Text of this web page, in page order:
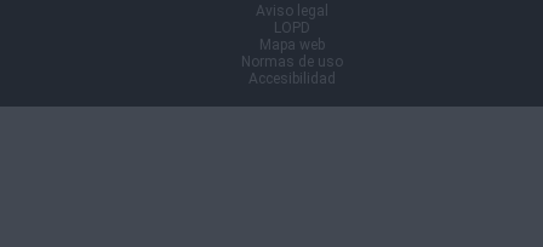
Aviso legal
LOPD
Mapa web
Normas de uso
Accesibilidad